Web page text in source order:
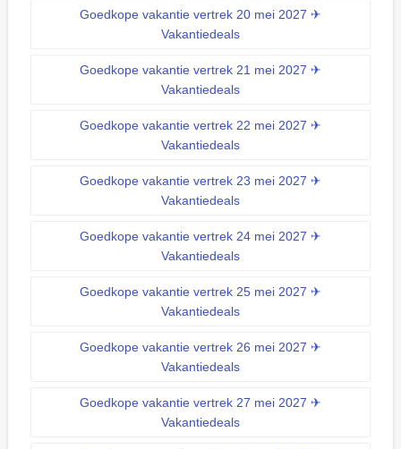
Goedkope vakantie vertrek 20 mei 2027 ✈
Vakantiedeals
Goedkope vakantie vertrek 21 mei 2027 ✈
Vakantiedeals
Goedkope vakantie vertrek 22 mei 2027 ✈
Vakantiedeals
Goedkope vakantie vertrek 23 mei 2027 ✈
Vakantiedeals
Goedkope vakantie vertrek 24 mei 2027 ✈
Vakantiedeals
Goedkope vakantie vertrek 25 mei 2027 ✈
Vakantiedeals
Goedkope vakantie vertrek 26 mei 2027 ✈
Vakantiedeals
Goedkope vakantie vertrek 27 mei 2027 ✈
Vakantiedeals